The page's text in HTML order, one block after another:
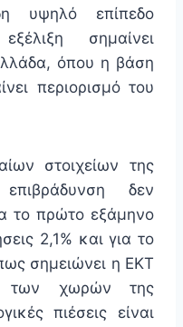
υψηλό επίπεδο
σημαίνει
όπου η βάση
περιορισμό του
στοιχείων της
δεν
το πρώτο εξάμηνο
2,1% και για το
σημειώνει η ΕΚΤ
των χωρών της
πιέσεις είναι